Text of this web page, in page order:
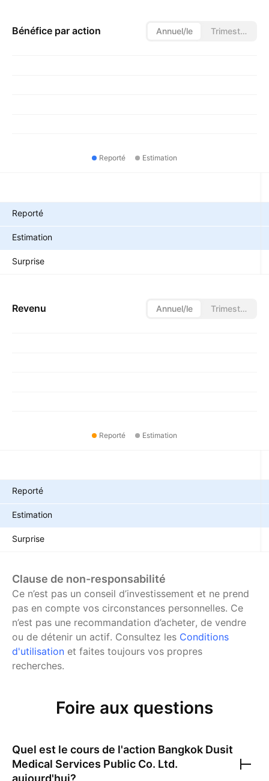
Bénéfice par action Annuel/le Trimestriel/le
Reporté Estimation
Reporté
Estimation
Surprise
Revenu Annuel/le Trimestriel/le
Reporté Estimation
Reporté
Estimation
Surprise
Clause de non-responsabilité
Ce n’est pas un conseil d’investissement et ne prend
pas en compte vos circonstances personnelles. Ce
n’est pas une recommandation d’acheter, de vendre
ou de détenir un actif. Consultez les Conditions
d'utilisation et faites toujours vos propres
recherches.
Foire aux questions
Quel est le cours de l'action Bangkok Dusit
Medical Services Public Co. Ltd.
aujourd'hui?